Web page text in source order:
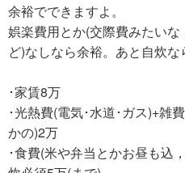
余裕でできますよ。
娯楽費用とか(交際費みたい
ど)なしなら余裕。あと自炊な
･家賃8万
･光熱費(電気･水道･ガス)+雑
かの)2万
･食費(米や弁当とかお昼も込